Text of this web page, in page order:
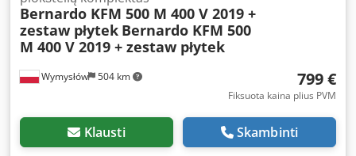
Wymysłów 504 km
Bernardo KFM 500 M 400 V 2019 +
zestaw płytek Bernardo KFM 500
M 400 V 2019 + zestaw płytek
799 €
Fiksuota kaina plius PVM
Klausti Skambinti